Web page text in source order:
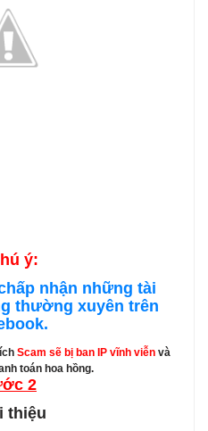
ý:
nhận những tài
thường xuyên trên
Scam sẽ bị ban IP vĩnh viễn và
toán hoa hồng.
2
thiệu